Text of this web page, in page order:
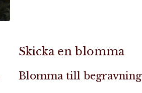
Skicka en blomma
Blomma till begravning